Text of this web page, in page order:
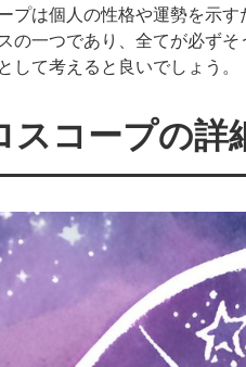
プは個人の性格や運勢を示
の一つであり、全てが必ず
して考えると良いでしょう。
スコープの詳